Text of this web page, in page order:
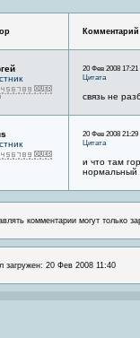
Комментарий
20 Фев 2008 17:21
Цитата
связь не
20 Фев 2008 21:29
Цитата
и что там
нормальный
комментарии могут только
загружен: 20 Фев 2008 11:40